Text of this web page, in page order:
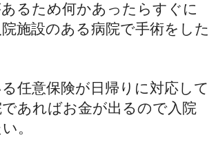
るため何かあったらすぐに
施設のある病院で手術をした
任意保険が日帰りに対応して
あればお金が出るので入院
。